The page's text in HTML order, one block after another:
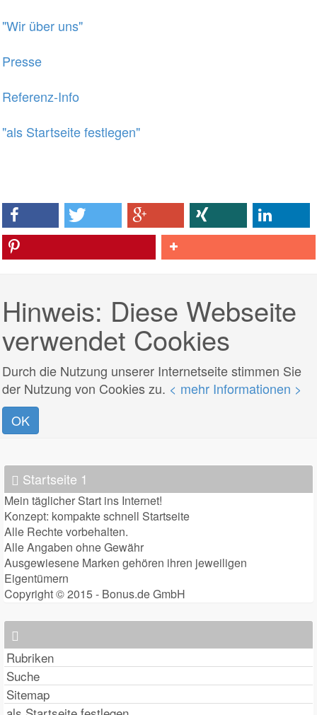
"Wir über uns"
Presse
Referenz-Info
"als Startseite festlegen"
Hinweis: Diese Webseite
verwendet Cookies
Durch die Nutzung unserer Internetseite stimmen Sie
der Nutzung von Cookies zu. < mehr Informationen >
OK
Startseite 1
Mein täglicher Start ins Internet!
Konzept: kompakte schnell Startseite
Alle Rechte vorbehalten.
Alle Angaben ohne Gewähr
Ausgewiesene Marken gehören ihren jeweiligen
Eigentümern
Copyright © 2015 - Bonus.de GmbH
Rubriken
Suche
Sitemap